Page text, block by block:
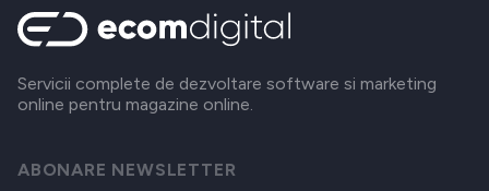
Servicii complete de dezvoltare software si marketing
online pentru magazine online.
ABONARE NEWSLETTER